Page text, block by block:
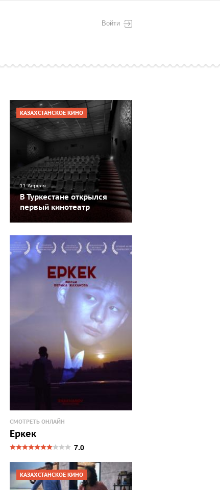
Войти
КАЗАХСТАНСКОЕ КИНО
11 Апреля
В Туркестане открылся
первый кинотеатр
СМОТРЕТЬ ОНЛАЙН
Еркек
7.0
КАЗАХСТАНСКОЕ КИНО